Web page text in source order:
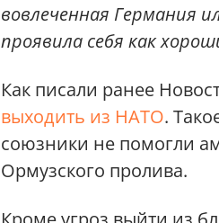
вовлеченная Германия
проявила себя как
Как писали ранее
выходить из НАТО.
союзники не помогли
Ормузского пролива.